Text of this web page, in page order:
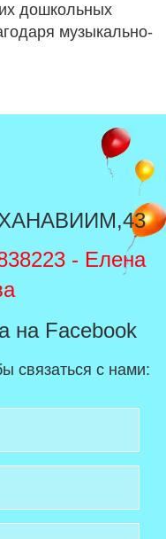
дошкольных
музыкально-
- Елена
на Facebook
связаться с нами: